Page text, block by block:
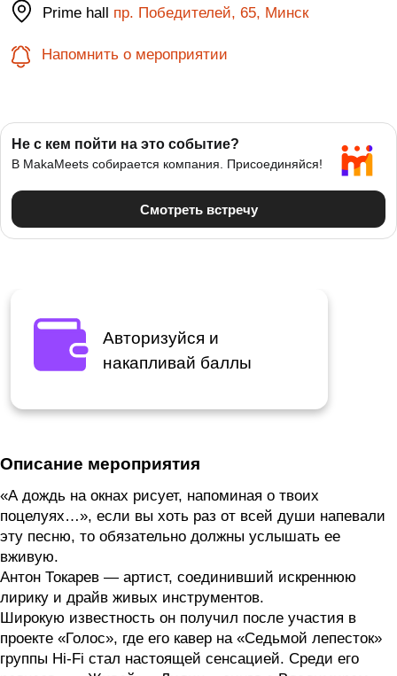
Prime hall пр. Победителей, 65, Минск
Напомнить о мероприятии
Авторизуйся и
накапливай баллы
Описание мероприятия
«А дождь на окнах рисует, напоминая о твоих
поцелуях…», если вы хоть раз от всей души напевали
эту песню, то обязательно должны услышать ее
вживую.
Антон Токарев — артист, соединивший искреннюю
лирику и драйв живых инструментов.
Широкую известность он получил после участия в
проекте «Голос», где его кавер на «Седьмой лепесток»
группы Hi-Fi стал настоящей сенсацией. Среди его